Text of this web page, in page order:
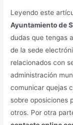
Leyendo este
Ayuntamiento de
dudas que tengas
de la sede
relacionados con
administración
comunicar quejas
sobre oposiciones
otros. Por otra